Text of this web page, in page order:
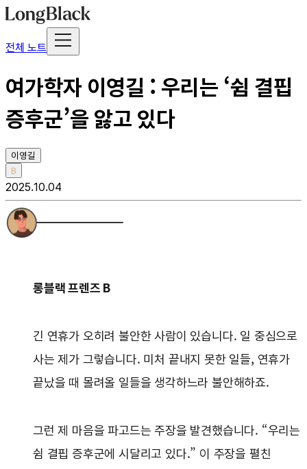
전체 노트
여가학자 이영길 : 우리는 ‘쉼 결핍
증후군’을 앓고 있다
이영길
B
2025.10.04
롱블랙 프렌즈 B
긴 연휴가 오히려 불안한 사람이 있습니다. 일 중심으로
사는 제가 그렇습니다. 미처 끝내지 못한 일들, 연휴가
끝났을 때 몰려올 일들을 생각하느라 불안해하죠.
그런 제 마음을 파고드는 주장을 발견했습니다. “우리는
쉼 결핍 증후군에 시달리고 있다.” 이 주장을 펼친